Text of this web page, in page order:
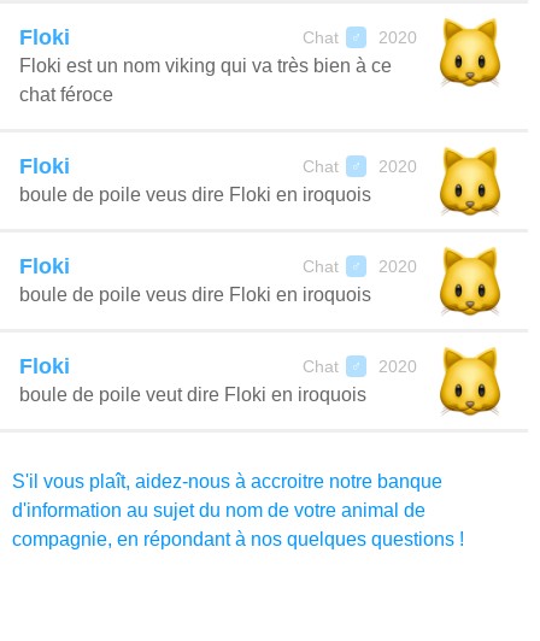
Floki Chat ♂ 2020
Floki est un nom viking qui va très bien à ce
chat féroce
Floki Chat ♂ 2020
boule de poile veus dire Floki en iroquois
Floki Chat ♂ 2020
boule de poile veus dire Floki en iroquois
Floki Chat ♂ 2020
boule de poile veut dire Floki en iroquois
S'il vous plaît, aidez-nous à accroitre notre banque
d'information au sujet du nom de votre animal de
compagnie, en répondant à nos quelques questions !